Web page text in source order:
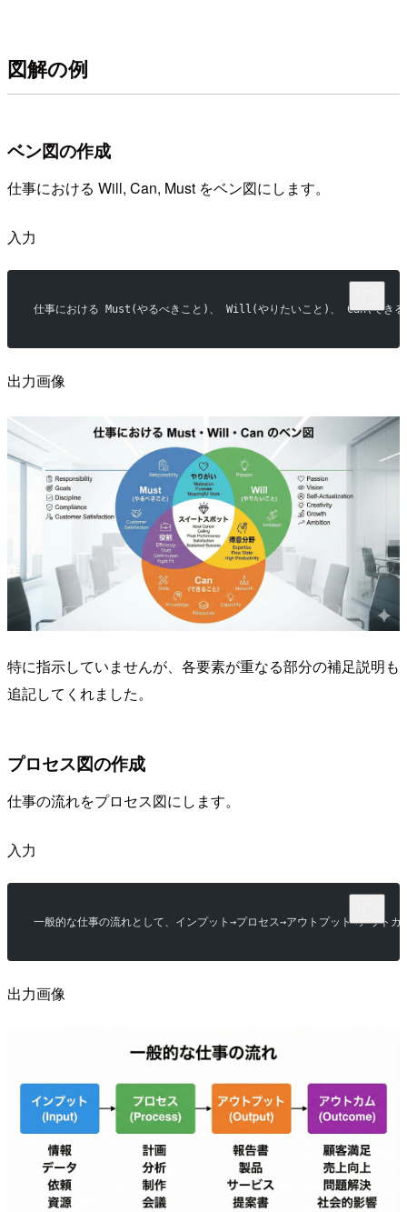
図解の例
ベン図の作成
仕事における Will, Can, Must をベン図にします。
入力
仕事における Must(やるべきこと)、 Will(やりたいこと)、 Can(できる
出力画像
特に指示していませんが、各要素が重なる部分の補足説明も
追記してくれました。
プロセス図の作成
仕事の流れをプロセス図にします。
入力
一般的な仕事の流れとして、インプット→プロセス→アウトプット→アウト
出力画像